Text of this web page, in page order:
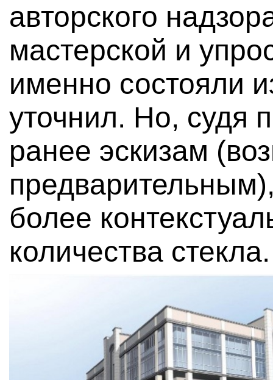
авторского
мастерской и
именно состояли
уточнил. Но, судя
ранее эскизам
более
количества стекла.